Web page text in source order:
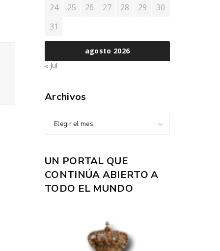
agosto 2026
24
25 26 27 28 29
30
31
« Jul
Archivos
Elegir el mes
UN PORTAL QUE
CONTINÚA ABIERTO A
TODO EL MUNDO